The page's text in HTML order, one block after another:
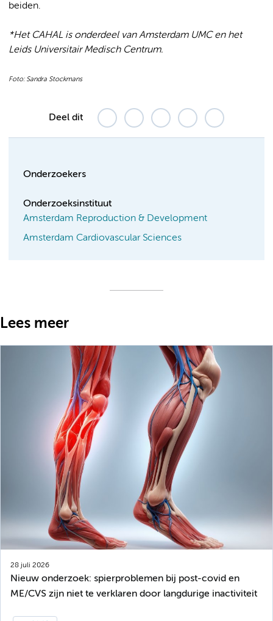
beiden.
*Het CAHAL is onderdeel van Amsterdam UMC en het
Leids Universitair Medisch Centrum.
Foto: Sandra Stockmans
Deel dit
Onderzoekers
Onderzoeksinstituut
Amsterdam Reproduction & Development
Amsterdam Cardiovascular Sciences
Lees meer
28 juli 2026
Nieuw onderzoek: spierproblemen bij post-covid en
ME/CVS zijn niet te verklaren door langdurige inactiviteit